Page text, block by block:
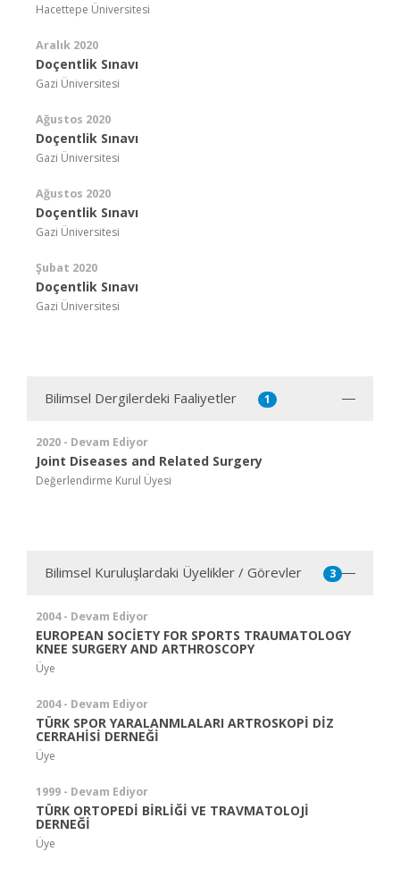
Hacettepe Üniversitesi
Aralık 2020
Doçentlik Sınavı
Gazi Üniversitesi
Ağustos 2020
Doçentlik Sınavı
Gazi Üniversitesi
Ağustos 2020
Doçentlik Sınavı
Gazi Üniversitesi
Şubat 2020
Doçentlik Sınavı
Gazi Üniversitesi
Bilimsel Dergilerdeki Faaliyetler 1
2020 - Devam Ediyor
Joint Diseases and Related Surgery
Değerlendirme Kurul Üyesi
Bilimsel Kuruluşlardaki Üyelikler / Görevler 3
2004 - Devam Ediyor
EUROPEAN SOCİETY FOR SPORTS TRAUMATOLOGY
KNEE SURGERY AND ARTHROSCOPY
Üye
2004 - Devam Ediyor
TÜRK SPOR YARALANMLALARI ARTROSKOPİ DİZ
CERRAHİSİ DERNEĞİ
Üye
1999 - Devam Ediyor
TÜRK ORTOPEDİ BİRLİĞİ VE TRAVMATOLOJİ
DERNEĞİ
Üye